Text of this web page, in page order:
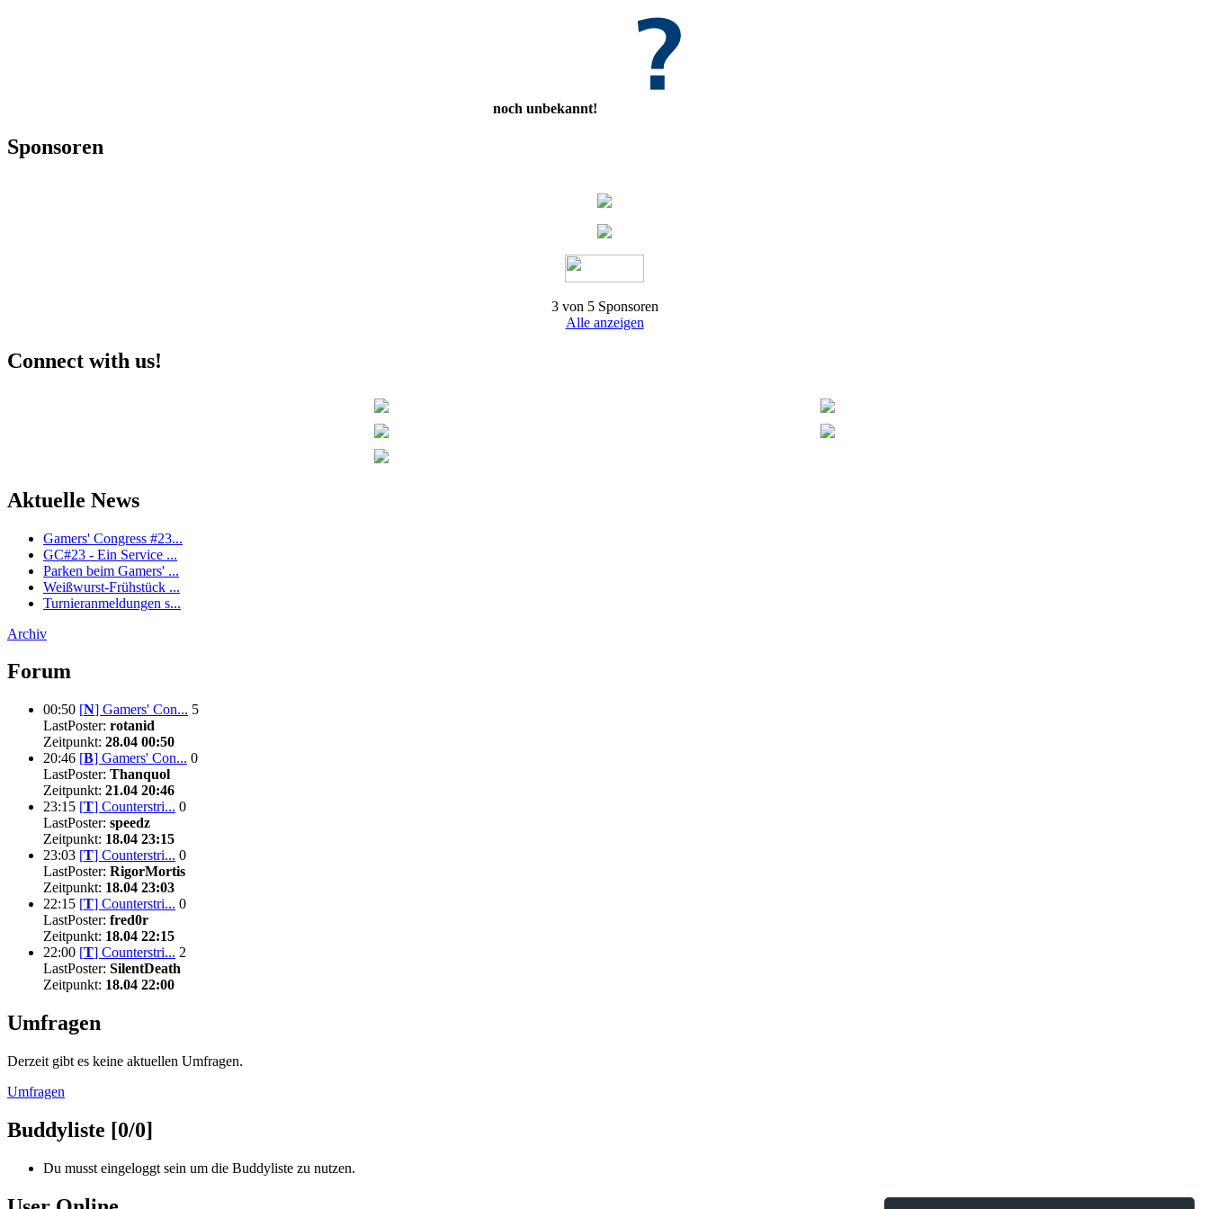
noch unbekannt!
Sponsoren
3 von 5 Sponsoren
Alle anzeigen
Connect with us!
Aktuelle News
Gamers' Congress #23...
GC#23 - Ein Service ...
Parken beim Gamers' ...
Weißwurst-Frühstück ...
Turnieranmeldungen s...
Archiv
Forum
00:50 [N] Gamers' Con... 5
LastPoster: rotanid
Zeitpunkt: 28.04 00:50
20:46 [B] Gamers' Con... 0
LastPoster: Thanquol
Zeitpunkt: 21.04 20:46
23:15 [T] Counterstri... 0
LastPoster: speedz
Zeitpunkt: 18.04 23:15
23:03 [T] Counterstri... 0
LastPoster: RigorMortis
Zeitpunkt: 18.04 23:03
22:15 [T] Counterstri... 0
LastPoster: fred0r
Zeitpunkt: 18.04 22:15
22:00 [T] Counterstri... 2
LastPoster: SilentDeath
Zeitpunkt: 18.04 22:00
Umfragen
Derzeit gibt es keine aktuellen Umfragen.
Umfragen
Buddyliste [0/0]
Du musst eingeloggt sein um die Buddyliste zu nutzen.